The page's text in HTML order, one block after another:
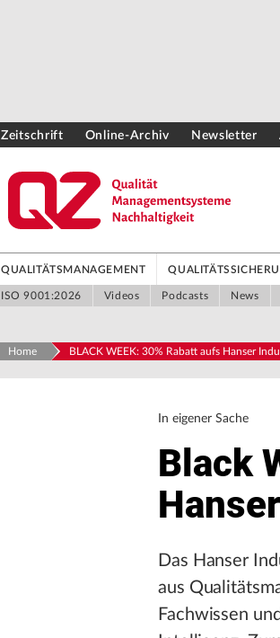
Zeitschrift Online-Archiv Newsletter
QUALITÄTSMANAGEMENT
ISO 9001:2026 Videos Podcasts News
Home BLACK WEEK: 30% Rabatt aufs Hanser
In eigener Sache
Black
Das Hanser
aus
Fachwissen